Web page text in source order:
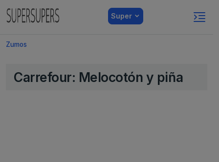
Super
Zumos
Carrefour: Melocotón y piña